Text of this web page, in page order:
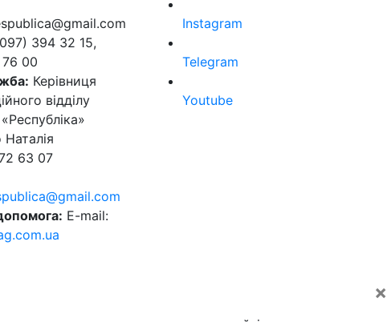
394 32 15,
00
Керівниця
відділу
Наталія
63 07
E-mail:
Instagram
Telegram
Youtube
×